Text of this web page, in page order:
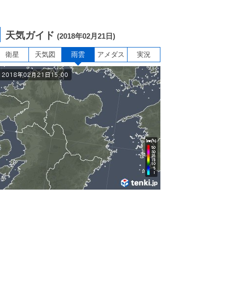
天気ガイド (2018年02月21日)
衛星 天気図 雨雲 アメダス 実況